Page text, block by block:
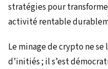
stratégies pour
activité rentable
Le minage de crypto ne
d’initiés ; il s’est